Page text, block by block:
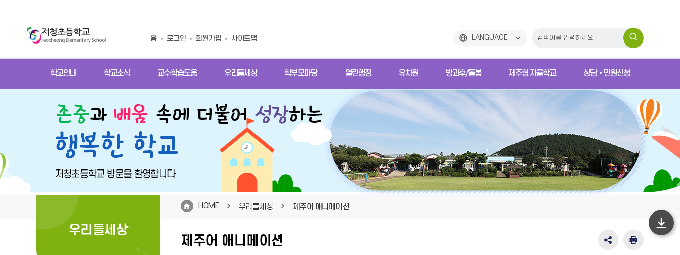
홈 로그인 회원가입 사이트맵 LANGUAGE
검
색
학교안내 학교소식 교수학습도움 우리들세상 학부모마당 열린행정 유치원 방과후/돌봄 제주형 자율학교 상담•민원신청
우리들세상
HOME 우리들세상 제주어 애니메이션
제주어 애니메이션
SNS
인
하